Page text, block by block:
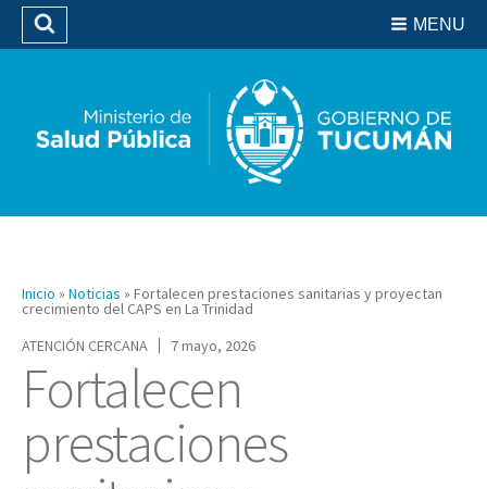
Biblioteca
MENU
Buscar
Inicio » Noticias » Fortalecen prestaciones sanitarias y proyectan
crecimiento del CAPS en La Trinidad
ATENCIÓN CERCANA
7 mayo, 2026
Fortalecen
prestaciones